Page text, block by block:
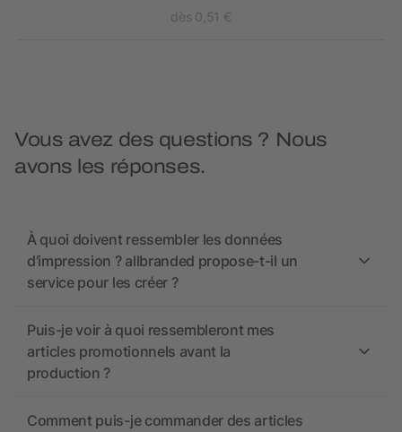
dès 0,51 €
Vous avez des questions ? Nous
avons les réponses.
À quoi doivent ressembler les données
d’impression ? allbranded propose-t-il un
service pour les créer ?
Puis-je voir à quoi ressembleront mes
articles promotionnels avant la
production ?
Comment puis-je commander des articles